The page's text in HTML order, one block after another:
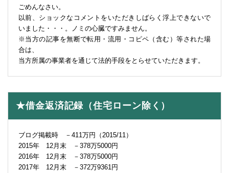
ごめんなさい。
以前、ショックなコメントをいただきしばらく浮上できないで
いました・・・。ノミの心臓ですみません。
※当方の記事を無断で転用・流用・コピペ（含む）等された場
合は、
当方所属の事業者を通じて法的手段をとらせていただきます。
★借金返済記録（住宅ローン除く）
ブログ掲載時 －411万円（2015/11）
2015年 12月末 －378万5000円
2016年 12月末 －378万5000円
2017年 12月末 －372万9361円